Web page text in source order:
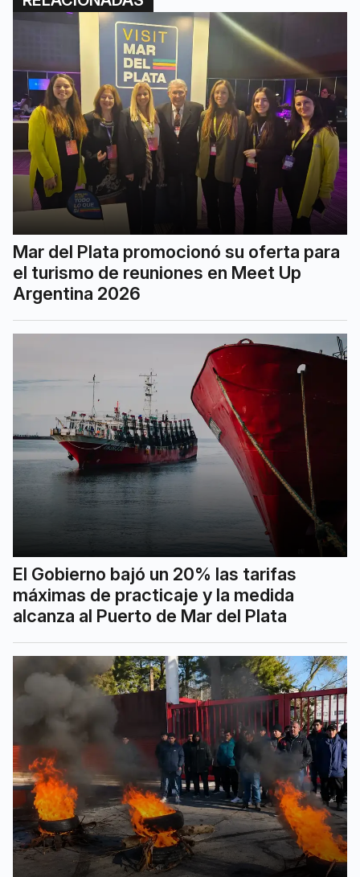
Mar del Plata promocionó su oferta para
el turismo de reuniones en Meet Up
Argentina 2026
El Gobierno bajó un 20% las tarifas
máximas de practicaje y la medida
alcanza al Puerto de Mar del Plata